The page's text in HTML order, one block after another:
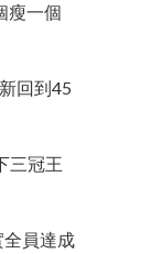
瘦一個
回到45
三冠王
員達成